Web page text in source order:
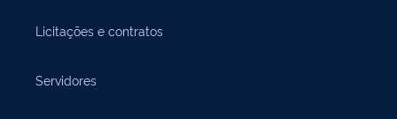
Licitações e contratos
Servidores